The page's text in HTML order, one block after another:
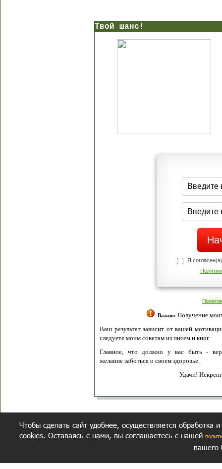
Твой шанс!
Я
Важно: Получение
Ваш результат зависит от вашей
следуете моим советам из писем и книг.
Главное, что должно у вас быть -
желание заботься о своем здоровье.
Удачи!
Чтобы сделать сайт удобнее, осуществляется обработка
cookies. Оставаясь с нами, вы соглашаетесь с нашей
вашего